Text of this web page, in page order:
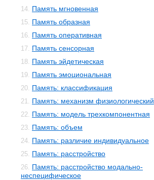
14. Память мгновенная
15. Память образная
16. Память оперативная
17. Память сенсорная
18. Память эйдетическая
19. Память эмоциональная
20. Память: классификация
21. Память: механизм физиологический
22. Память: модель трехкомпонентная
23. Память: объем
24. Память: различие индивидуальное
25. Память: расстройство
26. Память: расстройство модально-
неспецифическое